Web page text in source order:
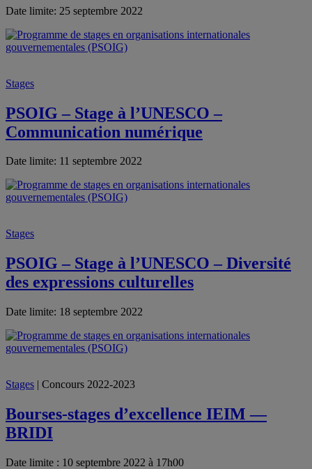
Date limite: 25 septembre 2022
Stages
PSOIG – Stage à l’UNESCO –
Communication numérique
Date limite: 11 septembre 2022
Stages
PSOIG – Stage à l’UNESCO – Diversité
des expressions culturelles
Date limite: 18 septembre 2022
Stages | Concours 2022-2023
Bourses-stages d’excellence IEIM —
BRIDI
Date limite : 10 septembre 2022 à 17h00